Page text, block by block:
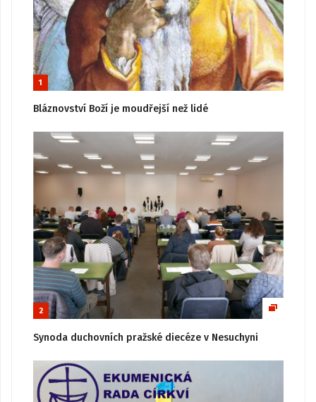
1
Bláznovství Boží je moudřejší než lidé
2
Synoda duchovních pražské diecéze v Nesuchyni